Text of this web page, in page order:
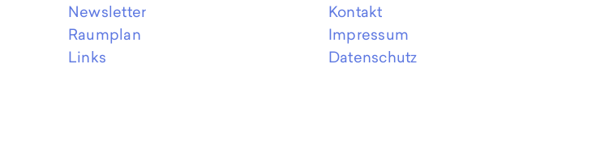
Newsletter
Raumplan
Links
Kontakt
Impressum
Datenschutz